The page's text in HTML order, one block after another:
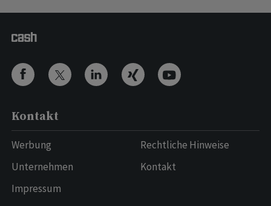
Kontakt
Werbung
Unternehmen
Impressum
Rechtliche Hinweise
Kontakt